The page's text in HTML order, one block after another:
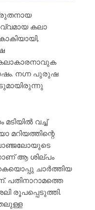
കലാ
കലാകാരനാവുക
നഗ്ന പുരുഷ
വച്ച്
മറിയത്തിന്റെ
ആ ശില്പം
ചാർത്തിയ
രൂപപ്പെടുത്തി.